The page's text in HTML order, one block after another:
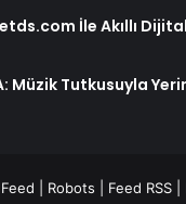
İle Akıllı
Müzik Tutkusuyla
Robots Feed RSS